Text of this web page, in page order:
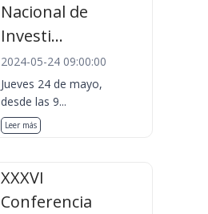
Nacional de
Investi...
2024-05-24 09:00:00
Jueves 24 de mayo,
desde las 9...
Leer más
XXXVI
Conferencia